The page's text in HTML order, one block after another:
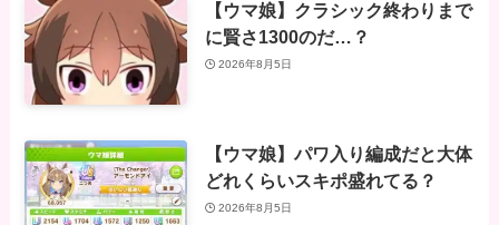
【ウマ娘】クラシック終わりまで
に賢さ1300のだ…？
2026年8月5日
【ウマ娘】パワ入り編成だと大体
どれくらいスキポ盛れてる？
2026年8月5日